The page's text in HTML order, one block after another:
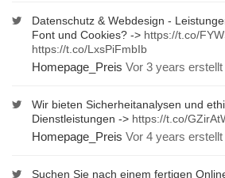
Datenschutz & Webdesign -
Font und Cookies? -> https://t.co/
https://t.co/LxsPiFmbIb
Homepage_Preis Vor 3 years erstellt
Wir bieten Sicherheitanalysen und
Dienstleistungen -> https://t.co/
Homepage_Preis Vor 4 years erstellt
Suchen Sie nach einem fertigen